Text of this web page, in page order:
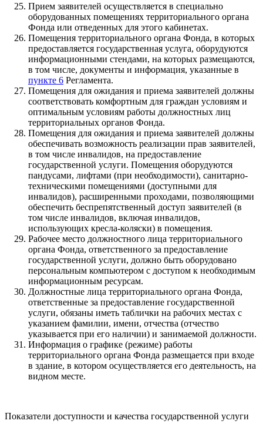
Прием заявителей осуществляется в специально
оборудованных помещениях территориального органа
Фонда или отведенных для этого кабинетах.
Помещения территориального органа Фонда, в которых
предоставляется государственная услуга, оборудуются
информационными стендами, на которых размещаются,
в том числе, документы и информация, указанные в
пункте 6 Регламента.
Помещения для ожидания и приема заявителей должны
соответствовать комфортным для граждан условиям и
оптимальным условиям работы должностных лиц
территориальных органов Фонда.
Помещения для ожидания и приема заявителей должны
обеспечивать возможность реализации прав заявителей,
в том числе инвалидов, на предоставление
государственной услуги. Помещения оборудуются
пандусами, лифтами (при необходимости), санитарно-
техническими помещениями (доступными для
инвалидов), расширенными проходами, позволяющими
обеспечить беспрепятственный доступ заявителей (в
том числе инвалидов, включая инвалидов,
использующих кресла-коляски) в помещения.
Рабочее место должностного лица территориального
органа Фонда, ответственного за предоставление
государственной услуги, должно быть оборудовано
персональным компьютером с доступом к необходимым
информационным ресурсам.
Должностные лица территориального органа Фонда,
ответственные за предоставление государственной
услуги, обязаны иметь таблички на рабочих местах с
указанием фамилии, имени, отчества (отчество
указывается при его наличии) и занимаемой должности.
Информация о графике (режиме) работы
территориального органа Фонда размещается при входе
в здание, в котором осуществляется его деятельность, на
видном месте.
Показатели доступности и качества государственной услуги